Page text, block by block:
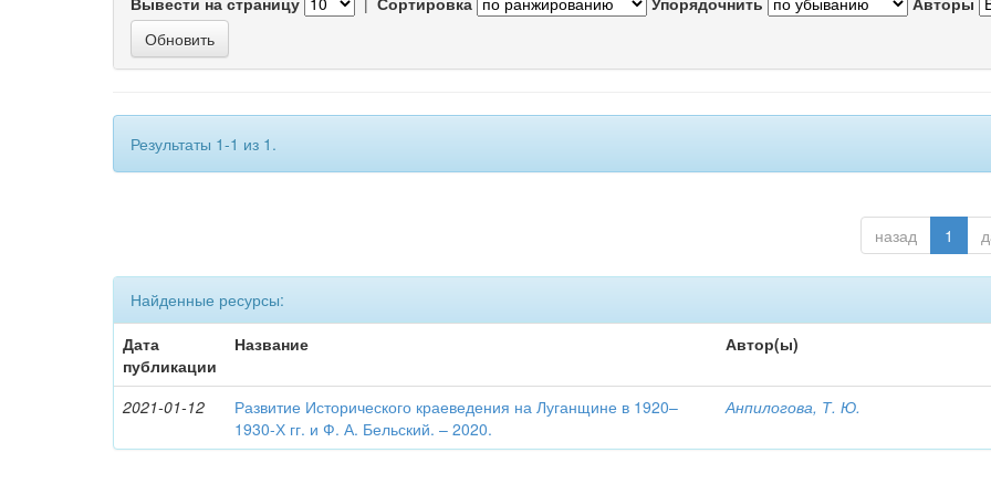
Результаты 1-1 из 1.
назад 1
Найденные ресурсы:
Дата
публикации
Название Автор(ы)
2021-01-12
Развитие Исторического краеведения на Луганщине в 1920–
1930-Х гг. и Ф. А. Бельский. – 2020.
Анпилогова, Т. Ю.